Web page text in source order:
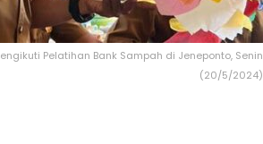
Pelatihan Bank Sampah di Jeneponto, Senin
(20/5/2024)